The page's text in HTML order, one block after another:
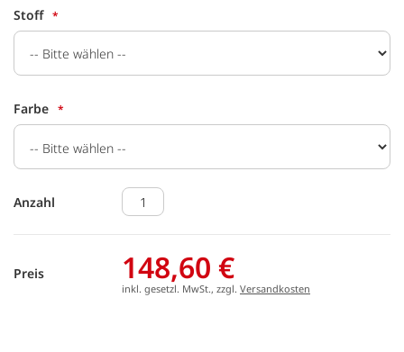
Stoff
Farbe
Anzahl
Preis 148,60 €
inkl. gesetzl. MwSt., zzgl. Versandkosten